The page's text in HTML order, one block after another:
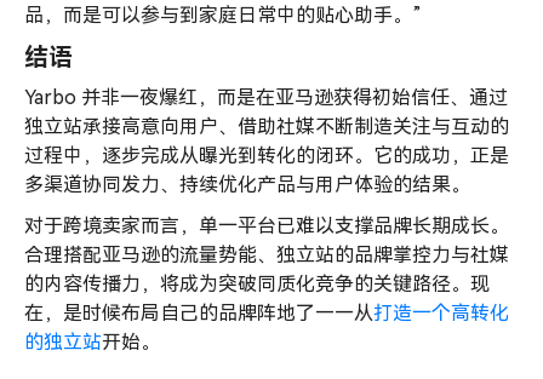
品，而是可以参与到家庭日常中的贴心助手。”
结语
Yarbo 并非一夜爆红，而是在亚马逊获得初始信任、通过
独立站承接高意向用户、借助社媒不断制造关注与互动的
过程中，逐步完成从曝光到转化的闭环。它的成功，正是
多渠道协同发力、持续优化产品与用户体验的结果。
对于跨境卖家而言，单一平台已难以支撑品牌长期成长。
合理搭配亚马逊的流量势能、独立站的品牌掌控力与社媒
的内容传播力，将成为突破同质化竞争的关键路径。现
在，是时候布局自己的品牌阵地了——从打造一个高转化
的独立站开始。